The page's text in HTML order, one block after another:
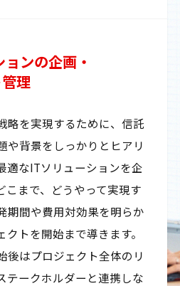
ンの企画・
理
略を実現するために、信託
や背景をしっかりとヒアリ
適なITソリューションを企
こまで、どうやって実現す
期間や費用対効果を明らか
クトを開始まで導きます。
後はプロジェクト全体のリ
テークホルダーと連携しな